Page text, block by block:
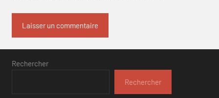
Rechercher
Rechercher